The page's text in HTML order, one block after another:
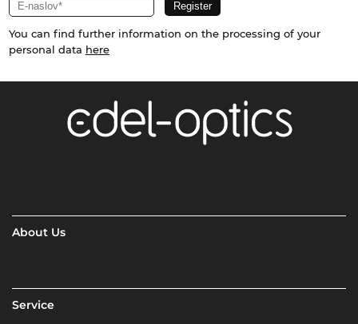
You can find further information on the processing of your
personal data here
About Us
Service